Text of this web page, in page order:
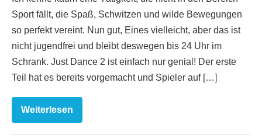
Sport fällt, die Spaß, Schwitzen und wilde Bewegungen
so perfekt vereint. Nun gut, Eines vielleicht, aber das ist
nicht jugendfrei und bleibt deswegen bis 24 Uhr im
Schrank. Just Dance 2 ist einfach nur genial! Der erste
Teil hat es bereits vorgemacht und Spieler auf […]
Weiterlesen
Just
Dance
2